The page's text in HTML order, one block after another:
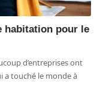
habitation pour le
d’entreprises ont
a touché le monde à